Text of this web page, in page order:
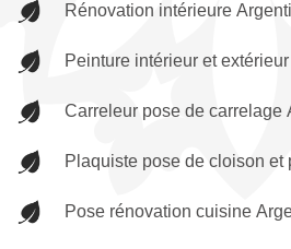
Rénovation intérieure
Peinture intérieur et
Carreleur pose de carrelage
Plaquiste pose de cloison et
Pose rénovation cuisine